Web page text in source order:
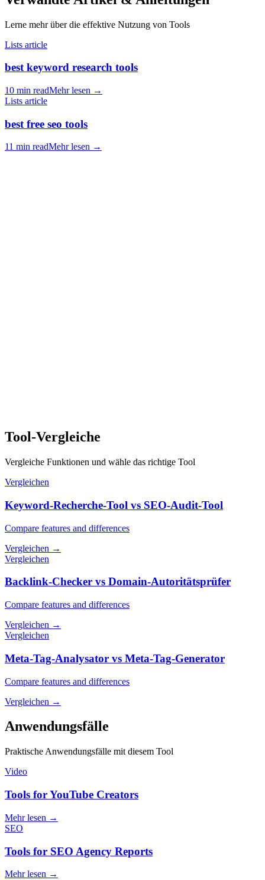
Lerne mehr über die effektive Nutzung von Tools
Lists article
best keyword research tools
10 min readMehr lesen →
Lists article
best free seo tools
11 min readMehr lesen →
Tool-Vergleiche
Vergleiche Funktionen und wähle das richtige Tool
Vergleichen
Keyword-Recherche-Tool vs SEO-Audit-Tool
Compare features and differences
Vergleichen →
Vergleichen
Backlink-Checker vs Domain-Autoritätsprüfer
Compare features and differences
Vergleichen →
Vergleichen
Meta-Tag-Analysator vs Meta-Tag-Generator
Compare features and differences
Vergleichen →
Anwendungsfälle
Praktische Anwendungsfälle mit diesem Tool
Video
Tools for YouTube Creators
Mehr lesen →
SEO
Tools for SEO Agency Reports
Mehr lesen →